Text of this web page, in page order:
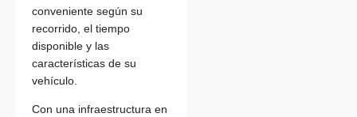
conveniente según su
recorrido, el tiempo
disponible y las
características de su
vehículo.
Con una infraestructura en